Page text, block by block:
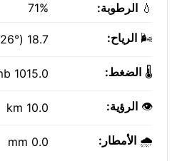
💧 الرطوبة: 71%
🌬️ الرياح: 18.7 kph (226°)
🌡️ الضغط: 1015.0 mb
👁️ الرؤية: 10.0 km
🌧️ الأمطار: 0.0 mm